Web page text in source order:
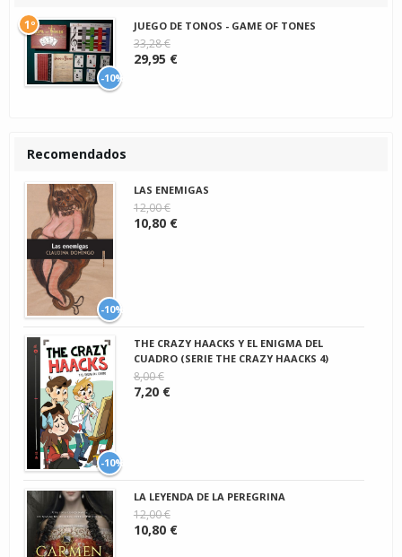
-10%
JUEGO DE TONOS - GAME OF TONES
33,28 €
29,95 €
1º
Recomendados
-10%
LAS ENEMIGAS
12,00 €
10,80 €
-10%
THE CRAZY HAACKS Y EL ENIGMA DEL
CUADRO (SERIE THE CRAZY HAACKS 4)
8,00 €
7,20 €
LA LEYENDA DE LA PEREGRINA
12,00 €
10,80 €